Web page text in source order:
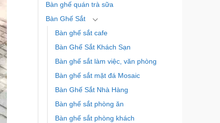
Bàn ghế quán trà sữa
Bàn Ghế Sắt
Bàn ghế sắt cafe
Bàn Ghế Sắt Khách Sạn
Bàn ghế sắt làm việc, văn phòng
Bàn ghế sắt mặt đá Mosaic
Bàn Ghế Sắt Nhà Hàng
Bàn ghế sắt phòng ăn
Bàn ghế sắt phòng khách